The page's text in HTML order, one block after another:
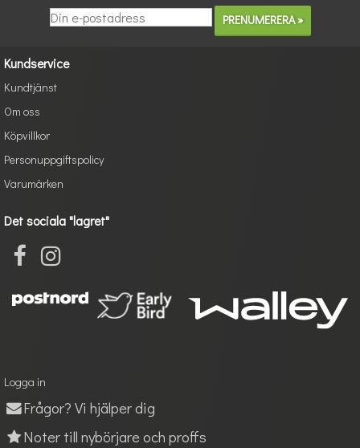
Kundservice
Kundtjänst
Om oss
Köpvillkor
Personuppgiftspolicy
Varumärken
Det sociala "lagret"
Logga in
Frågor? Vi hjälper dig
Noter till nybörjare och proffs